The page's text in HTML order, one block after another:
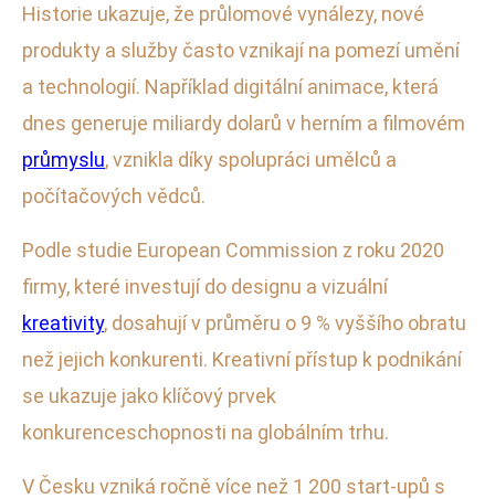
Historie ukazuje, že průlomové vynálezy, nové
produkty a služby často vznikají na pomezí umění
a technologií. Například digitální animace, která
dnes generuje miliardy dolarů v herním a filmovém
průmyslu, vznikla díky spolupráci umělců a
počítačových vědců.
Podle studie European Commission z roku 2020
firmy, které investují do designu a vizuální
kreativity, dosahují v průměru o 9 % vyššího obratu
než jejich konkurenti. Kreativní přístup k podnikání
se ukazuje jako klíčový prvek
konkurenceschopnosti na globálním trhu.
V Česku vzniká ročně více než 1 200 start-upů s